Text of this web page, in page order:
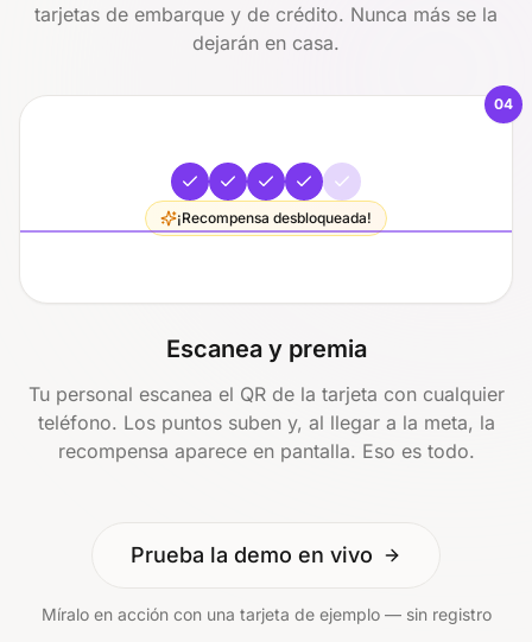
tarjetas de embarque y de crédito. Nunca más se la
dejarán en casa.
¡Recompensa desbloqueada!
04
Escanea y premia
Tu personal escanea el QR de la tarjeta con cualquier
teléfono. Los puntos suben y, al llegar a la meta, la
recompensa aparece en pantalla. Eso es todo.
Prueba la demo en vivo
Míralo en acción con una tarjeta de ejemplo — sin registro